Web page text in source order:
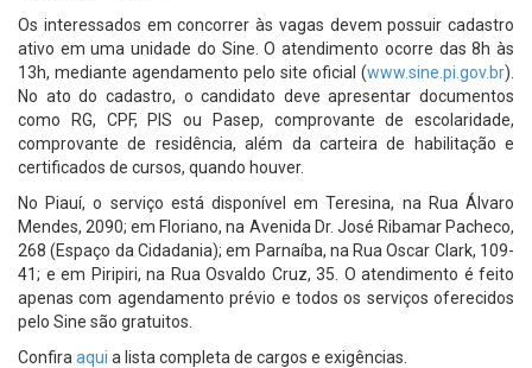
Os interessados em concorrer às vagas devem possuir cadastro
ativo em uma unidade do Sine. O atendimento ocorre das 8h às
13h, mediante agendamento pelo site oficial (www.sine.pi.gov.br).
No ato do cadastro, o candidato deve apresentar documentos
como RG, CPF, PIS ou Pasep, comprovante de escolaridade,
comprovante de residência, além da carteira de habilitação e
certificados de cursos, quando houver.
No Piauí, o serviço está disponível em Teresina, na Rua Álvaro
Mendes, 2090; em Floriano, na Avenida Dr. José Ribamar Pacheco,
268 (Espaço da Cidadania); em Parnaíba, na Rua Oscar Clark, 109-
41; e em Piripiri, na Rua Osvaldo Cruz, 35. O atendimento é feito
apenas com agendamento prévio e todos os serviços oferecidos
pelo Sine são gratuitos.
Confira aqui a lista completa de cargos e exigências.